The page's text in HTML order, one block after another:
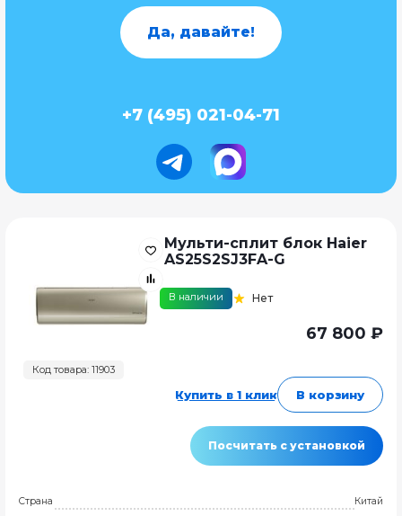
Да, давайте!
+7 (495) 021-04-71
Код товара: 11903
Мульти-сплит блок Haier
AS25S2SJ3FA-G
В наличии Нет
67 800 ₽
Купить в 1 клик В корзину
Посчитать с установкой
Страна
Китай